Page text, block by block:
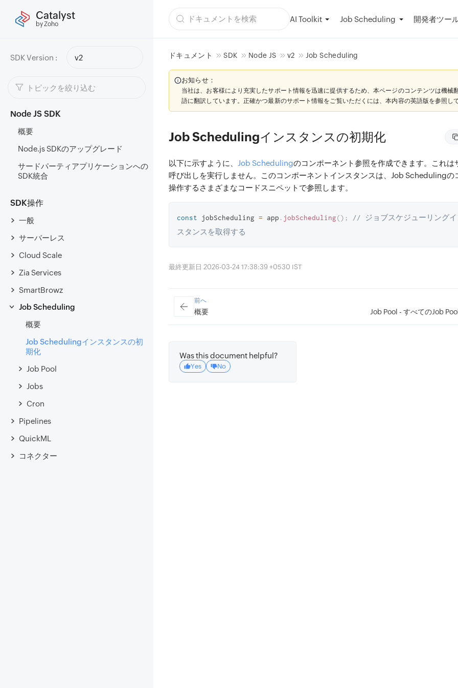
Catalyst
by Zoho
AI Toolkit Job Scheduling 開発者ツー
SDK Version : v2
Node JS SDK
概要
Node.js SDKのアップグレード
サードパーティアプリケーションへの
SDK統合
SDK操作
一般
サーバーレス
Cloud Scale
Zia Services
SmartBrowz
Job Scheduling
概要
Job Schedulingインスタンスの初
期化
Job Pool
Jobs
Cron
Pipelines
QuickML
コネクター
ドキュメント SDK Node JS v2 Job Scheduling
お知らせ：
当社は、お客様により充実したサポート情報を迅速に提供するため、本ページのコンテンツは機械
語に翻訳しています。正確かつ最新のサポート情報をご覧いただくには、本内容の英語版を参照し
Job Schedulingインスタンスの初期化
以下に示すように、 Job Schedulingのコンポーネント参照を作成できます。これは
呼び出しを実行しません。このコンポーネントインスタンスは、Job Schedulingの
操作するさまざまなコードスニペットで参照します。
const jobScheduling = app . jobScheduling() ;
// ジョブスケジューリングイ
スタンスを取得する
最終更新日 2026-03-24 17:38:39 +0530 IST
前へ
概要 Job Pool - すべてのJob
Was this document helpful?
Yes No